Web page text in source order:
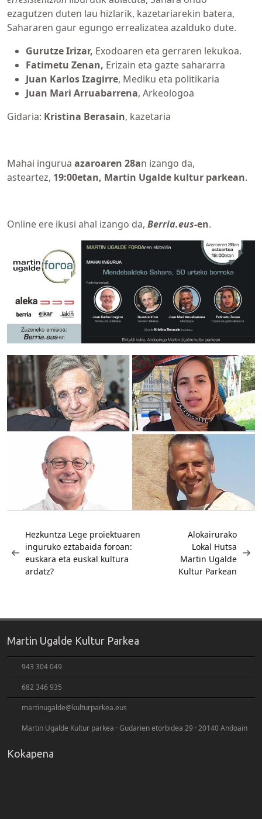
ezagutzen duten lau hizlarik, kazetariarekin batera,
Sahararen gaur egungo errealizatea azalduko dute.
Gurutze Irizar, Exodoaren eta gerraren lekukoa.
Fatimetu Zenan, Erizain eta gazte sahararra
Juan Karlos Izagirre, Mediku eta politikaria
Juan Mari Arruabarrena, Arkeologoa
Gidaria: Kristina Berasain, kazetaria
Mahai ingurua azaroaren 28an izango da,
asteartez, 19:00etan, Martin Ugalde kultur parkean.
Online ere ikusi ahal izango da, Berria.eus-en.
zehar
nabigatu
Hezkuntza Lege proiektuaren
inguruko eztabaida foroan:
euskara eta euskal kultura
ardatz?
Alokairurako
Lokal Hutsa
Martin Ugalde
Kultur Parkean
Martin Ugalde Kultur Parkea
943 304 049
682 346 935
martinugalde@kulturparkea.eus
Martin Ugalde Kultur parkea · Gudarien etorbidea 29 · 20140 Andoain
Kokapena